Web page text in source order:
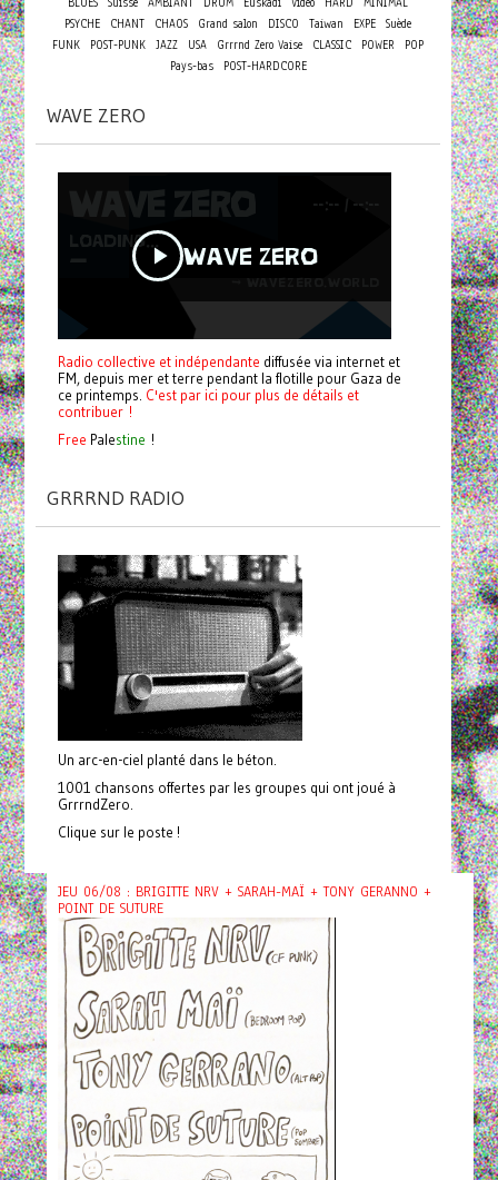
PSYCHE
CHANT CHAOS Grand salon DISCO Taiwan EXPE Suède
FUNK
POST-PUNK JAZZ USA Grrrnd Zero Vaise CLASSIC POWER
POP
Pays-bas
POST-HARDCORE
WAVE ZERO
Radio collective et indépendante diffusée via internet et
FM, depuis mer et terre pendant la flotille pour Gaza de
ce printemps. C'est par ici pour plus de détails et
contribuer !
Free Palestine !
GRRRND RADIO
Un arc-en-ciel planté dans le béton.
1001 chansons offertes par les groupes qui ont joué à
GrrrndZero.
Clique sur le poste !
JEU 06/08 : BRIGITTE NRV + SARAH-MAÏ + TONY GERANNO +
POINT DE SUTURE